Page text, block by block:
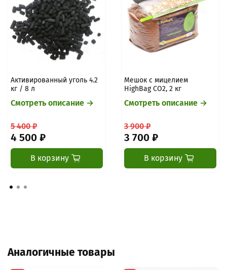
Активированный уголь 4.2
кг / 8 л
Смотреть описание →
5 400 ₽
4 500 ₽
В корзину
Мешок с мицелием
HighBag CO2, 2 кг
Смотреть описание →
3 900 ₽
3 700 ₽
В корзину
Аналогичные товары